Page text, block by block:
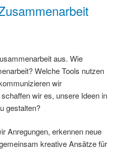
aus. Wie
Welche Tools nutzen
wir
wir es, unsere Ideen in
gestalten?
Anregungen, erkennen neue
kreative Ansätze für